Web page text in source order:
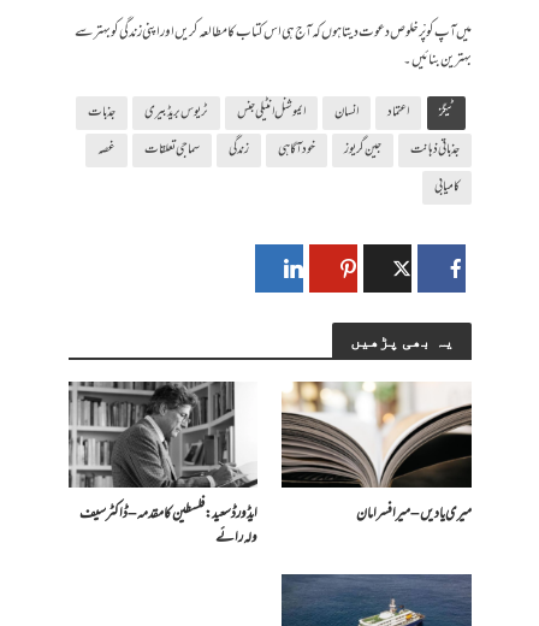
میں آپ کو پْرخلوص دعوت دیتا ہوں کہ آج ہی اس کتاب کا مطالعہ کریں اور اپنی زندگی کو بہتر سے
بہترین بنائیں۔
ٹیگز اعتماد انسان ایموشنل انٹیلی جنس ٹریوس بریڈبیری
جذبات
جذباتی ذہانت
جین گریوز خود آگاہی زندگی سماجی تعلقات
غصہ
کامیابی
یہ بھی پڑھیں
میری یادیں – میر افسر امان
ایڈورڈ سعید: فلسطین کا مقدمہ – ڈاکٹر سیف
ولہ رائے